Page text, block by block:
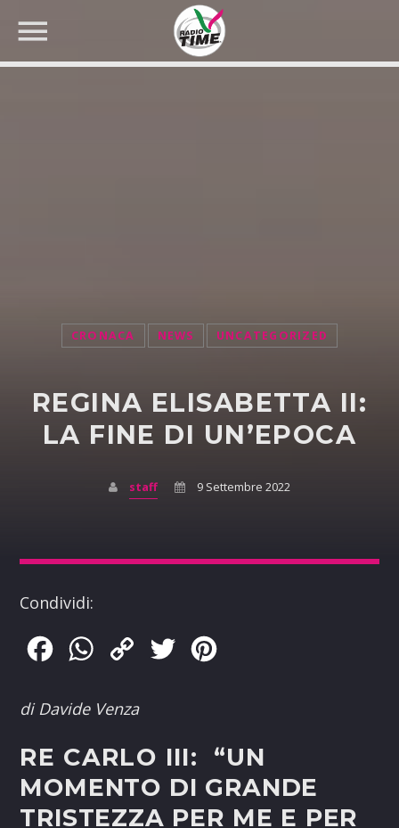
CRONACA NEWS UNCATEGORIZED
REGINA ELISABETTA II:
LA FINE DI UN’EPOCA
staff 9 Settembre 2022
Condividi:
FacebookWhatsApp
Copy
Twitter
di Davide Venza
RE CARLO III: “UN
MOMENTO DI GRANDE
TRISTEZZA PER ME E PER